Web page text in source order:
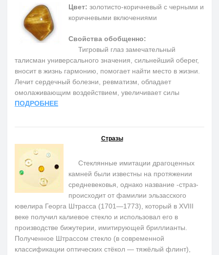
Цвет: золотисто-коричневый с черными и
коричневыми включениями
Свойства обобщенно:
Тигровый глаз замечательный
талисман универсального значения, сильнейший оберег,
вносит в жизнь гармонию, помогает найти место в жизни.
Лечит сердечный болезни, ревматизм, обладает
омолаживающим воздействием, увеличивает силы
ПОДРОБНЕЕ
Стразы
Стеклянные имитации драгоценных
камней были известны на протяжении
средневековья, однако название -страз-
происходит от фамилии эльзасского
ювелира Георга Штрасса (1701—1773), который в XVIII
веке получил калиевое стекло и использовал его в
производстве бижутерии, имитирующей бриллианты.
Полученное Штрассом стекло (в современной
классификации оптических стёкол — тяжёлый флинт),